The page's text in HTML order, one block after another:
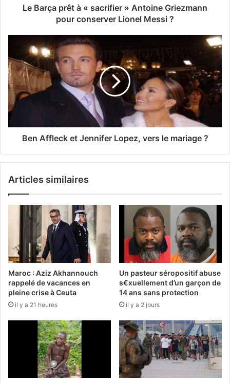
Le Barça prêt à « sacrifier » Antoine Griezmann
pour conserver Lionel Messi ?
Ben Affleck et Jennifer Lopez, vers le mariage ?
Articles similaires
Maroc : Aziz Akhannouch
rappelé de vacances en
pleine crise à Ceuta
il y a 21 heures
Un pasteur séropositif abuse
s€xuellement d’un garçon de
14 ans sans protection
il y a 2 jours